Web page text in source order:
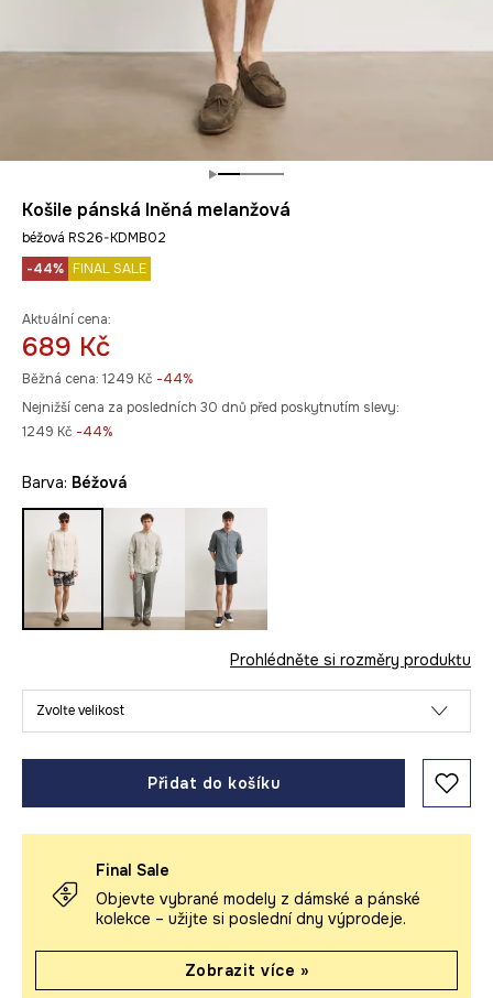
Košile pánská lněná melanžová
béžová RS26-KDMB02
-44% FINAL SALE
Aktuální cena:
689 Kč
Běžná cena: 1249 Kč -44%
Nejnižší cena za posledních 30 dnů před poskytnutím slevy:
1249 Kč -44%
Barva: béžová
Prohlédněte si rozměry produktu
Zvolte velikost
Přidat do košíku
Final Sale
Objevte vybrané modely z dámské a pánské
kolekce – užijte si poslední dny výprodeje.
Zobrazit více »